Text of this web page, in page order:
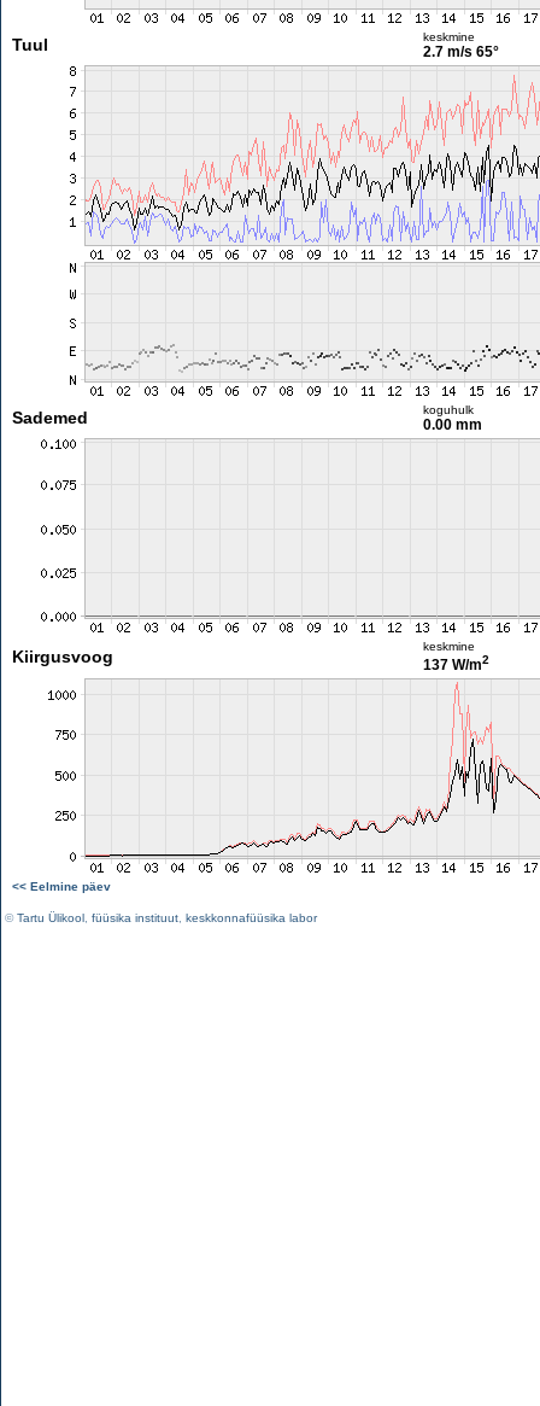
Tuul keskmine
2.7 m/s 65°
Sademed koguhulk
0.00 mm
Kiirgusvoog
keskmine
137 W/m2
<< Eelmine päev
©Tartu Ülikool füüsika instituut keskkonnafüüsika labor